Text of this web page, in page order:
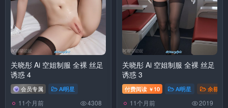
关晓彤 Ai 空姐制服 全裸 丝足
诱惑 4
会员专属 Ai明星
11个月前 4308
关晓彤 Ai 空姐制服 全裸 丝足
诱惑 3
付费阅读 ￥ 10 Ai明星 余额消
11个月前 2019